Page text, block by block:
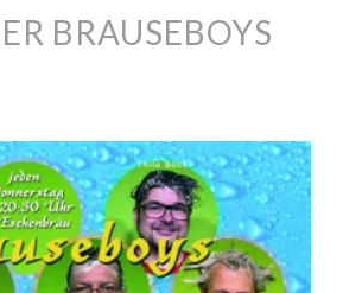
BRAUSEBOYS